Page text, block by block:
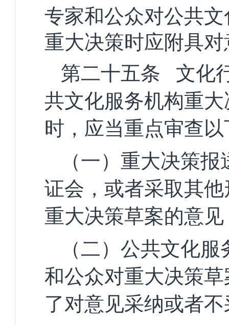
专家和公众对公共
重大决策时应附具
第二十五条
文化
共文化服务机构重
时，应当重点审查
（一）重大决策
证会，或者采取其
重大决策草案的意见
（二）公共文化
和公众对重大决策
了对意见采纳或者